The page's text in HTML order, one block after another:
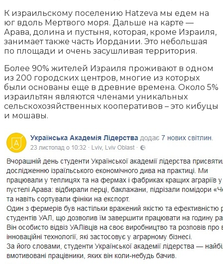
К израильскому поселению Hatzeva мы едем на
юг вдоль Мертвого моря. Дальше на карте —
Арава, долина и пустыня, которая, кроме Израиля,
занимает также часть Иордании. Это небольшая
по площади и очень засушливая территория.
Более 90% жителей Израиля проживают в одном
из 200 городских центров, многие из которых
были основаны еще в древние времена. Около 5%
израильтян являются членами уникальных
сельскохозяйственных кооперативов – это кибуцы
и мошавы.